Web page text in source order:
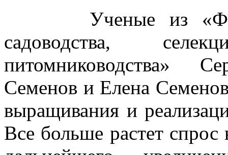
Ученые из
садоводства,
питомниководства»
Семенов и Елена
выращивания и
Все больше растет